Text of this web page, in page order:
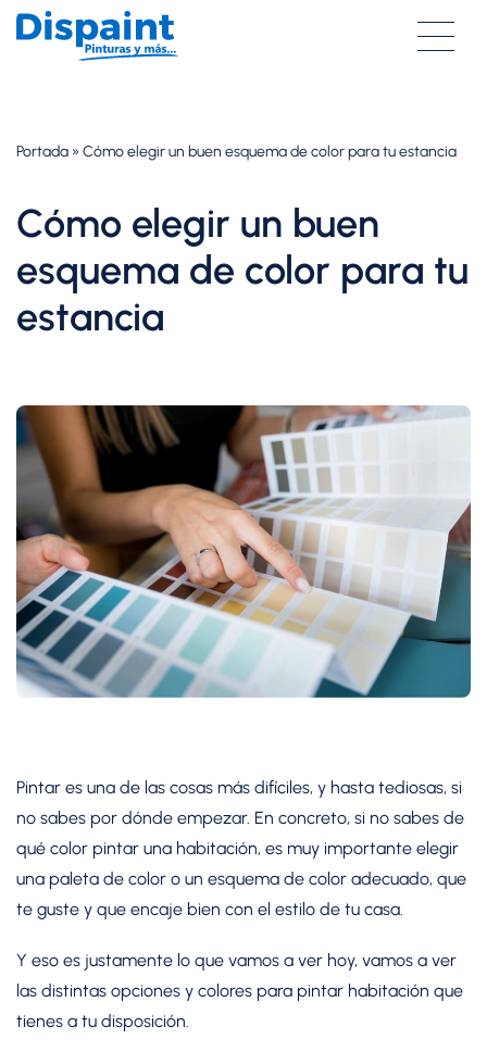
Portada » Cómo elegir un buen esquema de color para tu estancia
Cómo elegir un buen
esquema de color para tu
estancia
Pintar es una de las cosas más difíciles, y hasta tediosas, si
no sabes por dónde empezar. En concreto, si no sabes de
qué color pintar una habitación, es muy importante elegir
una paleta de color o un esquema de color adecuado, que
te guste y que encaje bien con el estilo de tu casa.
Y eso es justamente lo que vamos a ver hoy, vamos a ver
las distintas opciones y colores para pintar habitación que
tienes a tu disposición.